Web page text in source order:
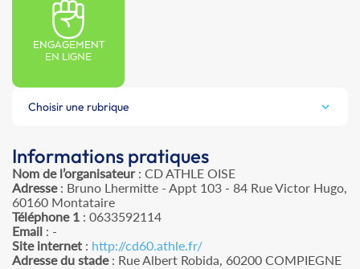
ENGAGEMENT
EN LIGNE
Choisir une rubrique
Informations pratiques
Nom de l’organisateur: CD ATHLE OISE
Adresse: Bruno Lhermitte - Appt 103 - 84 Rue Victor Hugo,
60160 Montataire
Téléphone 1 : 0633592114
Email : -
Site internet : http://cd60.athle.fr/
Adresse du stade: Rue Albert Robida, 60200 COMPIEGNE